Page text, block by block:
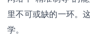
里不可或缺的一环。
学。